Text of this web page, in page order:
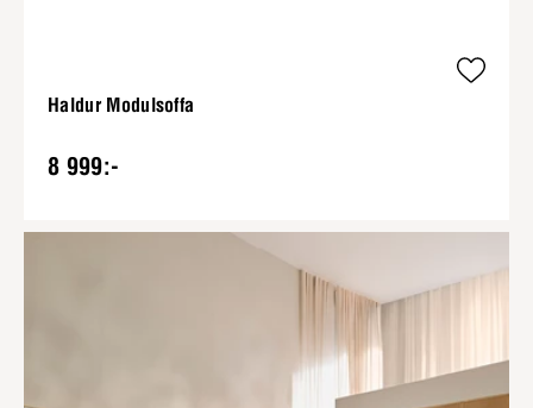
Haldur Modulsoffa
8 999:-